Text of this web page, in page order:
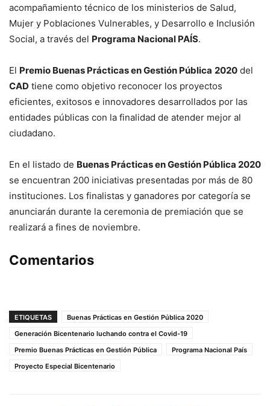
acompañamiento técnico de los ministerios de Salud,
Mujer y Poblaciones Vulnerables, y Desarrollo e Inclusión
Social, a través del Programa Nacional PAÍS.
El Premio Buenas Prácticas en Gestión Pública 2020 del
CAD tiene como objetivo reconocer los proyectos
eficientes, exitosos e innovadores desarrollados por las
entidades públicas con la finalidad de atender mejor al
ciudadano.
En el listado de Buenas Prácticas en Gestión Pública 2020
se encuentran 200 iniciativas presentadas por más de 80
instituciones. Los finalistas y ganadores por categoría se
anunciarán durante la ceremonia de premiación que se
realizará a fines de noviembre.
Comentarios
ETIQUETAS
Buenas Prácticas en Gestión Pública 2020
Generación Bicentenario luchando contra el Covid-19
Premio Buenas Prácticas en Gestión Pública
Programa Nacional País
Proyecto Especial Bicentenario